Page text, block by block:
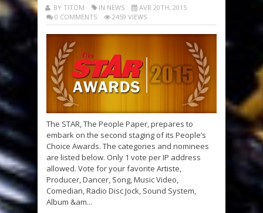
BY TITOM IN NEWS
AVR 20TH, 2015
0 COMMENTS
2459 VIEWS
The STAR, The People Paper, prepares to
embark on the second staging of its People’s
Choice Awards. The categories and nominees
are listed below. Only 1 vote per IP address
allowed. Vote for your favorite Artiste,
Producer, Dancer, Song, Music Video,
Comedian, Radio Disc Jock, Sound System,
Album &am...